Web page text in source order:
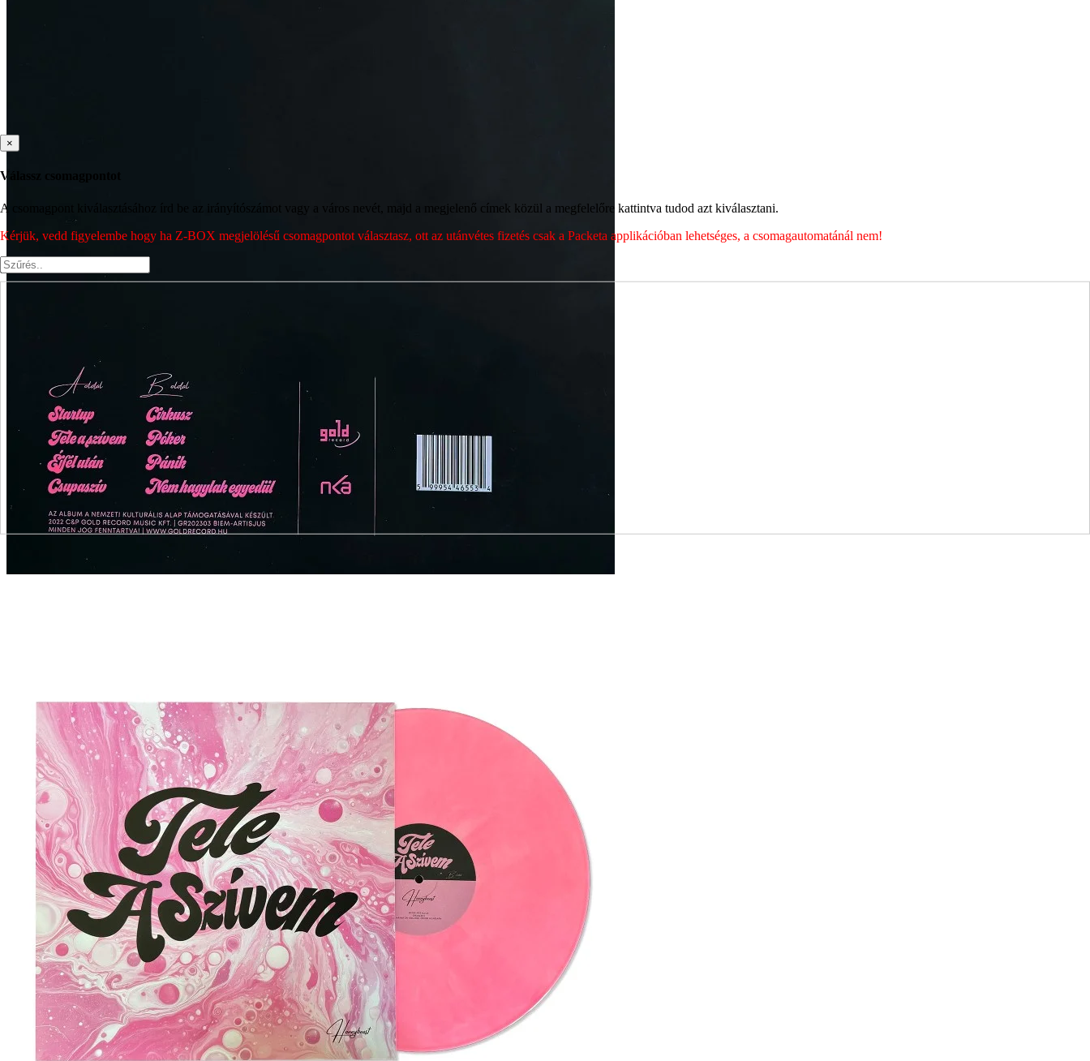
×
Válassz csomagpontot
A csomagpont kiválasztásához írd be az irányítószámot vagy a város nevét, majd a megjelenő címek közül a megfelelőre kattintva tudod azt kiválasztani.
Kérjük, vedd figyelembe hogy ha Z-BOX megjelölésű csomagpontot választasz, ott az utánvétes fizetés csak a Packeta applikációban lehetséges, a csomagautomatánál nem!